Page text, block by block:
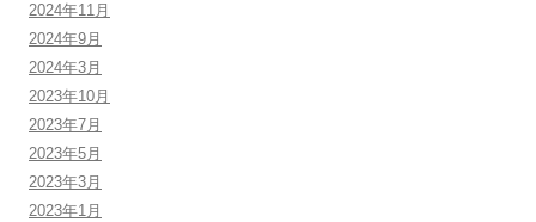
2024年11月
2024年9月
2024年3月
2023年10月
2023年7月
2023年5月
2023年3月
2023年1月